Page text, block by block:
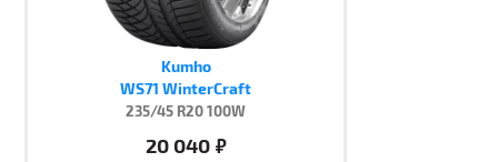
Kumho
WS71 WinterCraft
235/45 R20 100W
20 040 руб.